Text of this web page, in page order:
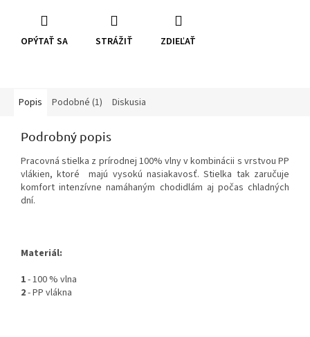
OPÝTAŤ SA STRÁŽIŤ ZDIEĽAŤ
Popis Podobné (1) Diskusia
Podrobný popis
Pracovná stielka z prírodnej 100% vlny v kombinácii s vrstvou PP
vlákien, ktoré majú vysokú nasiakavosť. Stielka tak zaručuje
komfort intenzívne namáhaným chodidlám aj počas chladných
dní.
Materiál:
1- 100 % vlna
2- PP vlákna